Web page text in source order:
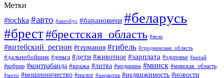
Метки
#tochka #авто #автобус #барановичи #беларусь
#брест#брестская_область #вело
#витебский_регион #германия #гибель #гродненская_область
#дальнобойщик #деньга #дети #животное #зарплата #здоровье #китай
#кобрин #контрабанда #кража #литва #медицина #минск #минская_область
#мото #мошенничество #налог #наркотик #недвижимость #новости